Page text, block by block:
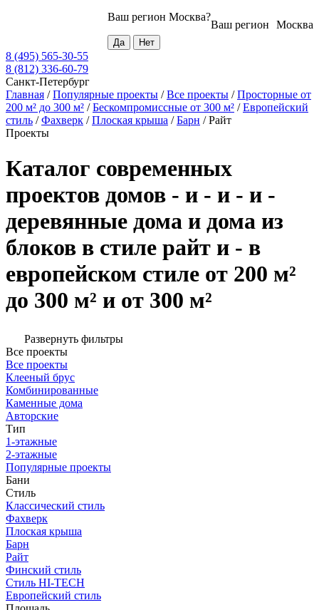
Москва
Ваш регион
Ваш регион Москва?
8 (495) 565-30-55
8 (812) 336-60-79
Санкт-Петербург
Главная /Популярные проекты /Все проекты /Просторные от
200 м² до 300 м² /Бескомпромиссные от 300 м² /Европейский
стиль /Фахверк /Плоская крыша /Барн /Райт
Проекты
Каталог современных
проектов домов - и - и - и -
деревянные дома и дома из
блоков в стиле райт и - в
европейском стиле от 200 м²
до 300 м² и от 300 м²
Развернуть фильтры
Все проекты
Все проекты
Клееный брус
Комбинированные
Каменные дома
Авторские
Тип
1-этажные
2-этажные
Популярные проекты
Бани
Стиль
Классический стиль
Фахверк
Плоская крыша
Барн
Райт
Финский стиль
Стиль HI-TECH
Европейский стиль